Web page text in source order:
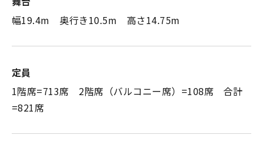
幅19.4m 奥行き10.5m 高さ14.75m
定員
1階席=713席 2階席（バルコニー席）=108席 合計
=821席